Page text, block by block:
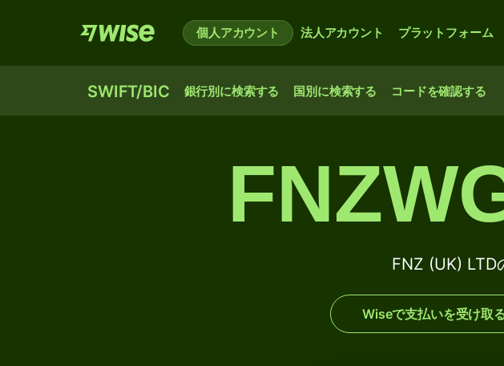
個人アカウント 法人アカウント プラットフォーム
SWIFT/BIC 銀行別に検索する 国別に検索する コードを確認する
FNZ (UK) LTD
Wiseで支払いを受け取